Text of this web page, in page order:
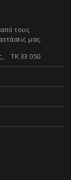
από τους
μας.
ΤΚ 33 050